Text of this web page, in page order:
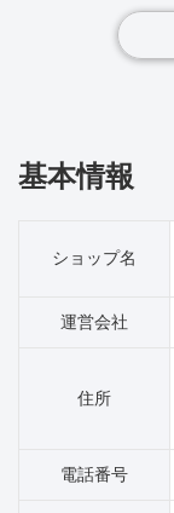
基本情報
ショップ名
運営会社
住所
電話番号